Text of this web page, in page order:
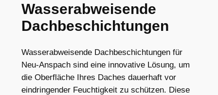
Wasserabweisende
Dachbeschichtungen
Wasserabweisende Dachbeschichtungen für
Neu-Anspach sind eine innovative Lösung, um
die Oberfläche Ihres Daches dauerhaft vor
eindringender Feuchtigkeit zu schützen. Diese